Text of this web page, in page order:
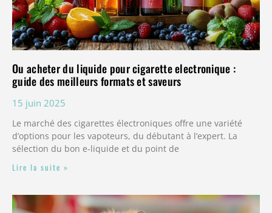
Ou acheter du liquide pour cigarette electronique :
guide des meilleurs formats et saveurs
15 juin 2025
Le marché des cigarettes électroniques offre une variété
d’options pour les vapoteurs, du débutant à l’expert. La
sélection du bon e-liquide et du point de
Lire la suite »